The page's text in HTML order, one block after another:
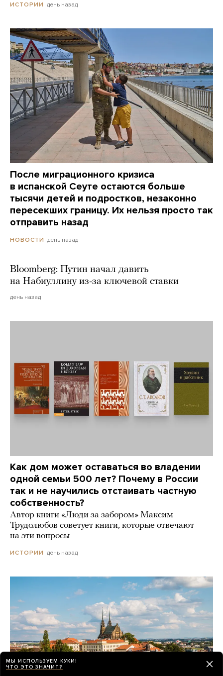
ИСТОРИИ день назад
После миграционного кризиса
в испанской Сеуте остаются больше
тысячи детей и подростков, незаконно
пересекших границу. Их нельзя просто так
отправить назад
НОВОСТИ день назад
Bloomberg: Путин начал давить
на Набиуллину из-за ключевой ставки
день назад
Как дом может оставаться во владении
одной семьи 500 лет? Почему в России
так и не научились отстаивать частную
собственность?
Автор книги «Люди за забором» Максим
Трудолюбов советует книги, которые отвечают
на эти вопросы
ИСТОРИИ день назад
МЫ ИСПОЛЬЗУЕМ КУКИ!
ЧТО ЭТО ЗНАЧИТ?